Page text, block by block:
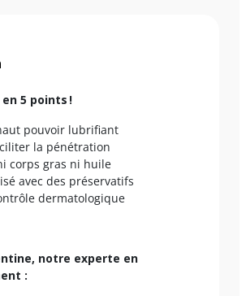
5 points !
pouvoir lubrifiant
la pénétration
corps gras ni huile
avec des préservatifs
dermatologique
notre experte en
: